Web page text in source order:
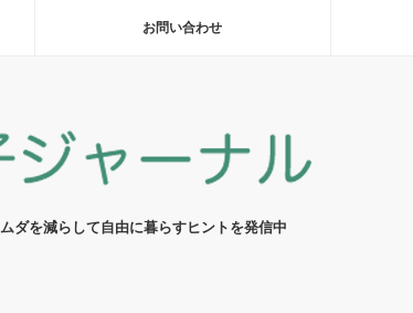
お問い合わせ
ダを減らして自由に暮らすヒントを発信中